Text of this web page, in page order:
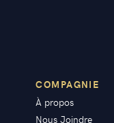
COMPAGNIE
À propos
Nous Joindre